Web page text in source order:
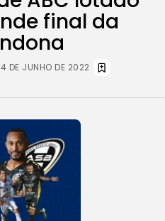
final da
4 DE JUNHO DE 2022